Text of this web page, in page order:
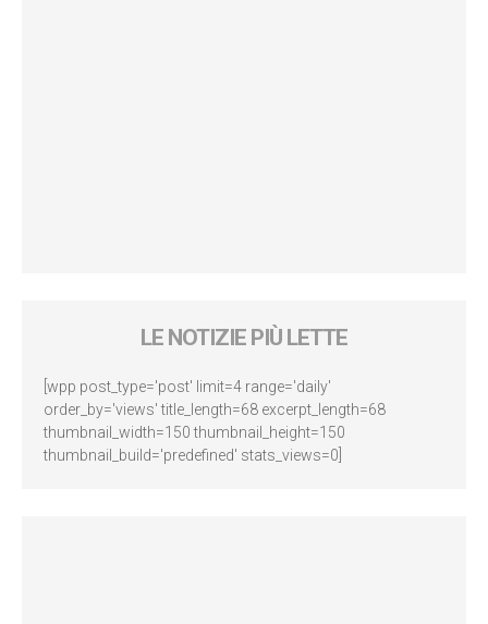
LE NOTIZIE PIÙ LETTE
[wpp post_type='post' limit=4 range='daily'
order_by='views' title_length=68 excerpt_length=68
thumbnail_width=150 thumbnail_height=150
thumbnail_build='predefined' stats_views=0]